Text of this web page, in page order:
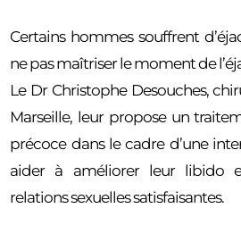
Certains hommes souffrent
ne pas maîtriser le moment de
Le Dr Christophe Desouches,
Marseille, leur propose un
précoce dans le cadre d’une
aider à améliorer leur libido
relations sexuelles satisfaisantes.